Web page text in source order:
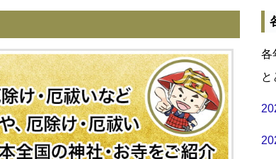
各
と